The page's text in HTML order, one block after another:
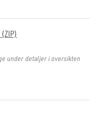
under detaljer i oversikten